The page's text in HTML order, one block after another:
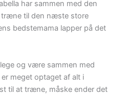
har sammen med den
træne til den næste store
bedstemama lapper på det
og være sammen med
meget optaget af alt i
til at træne, måske ender det